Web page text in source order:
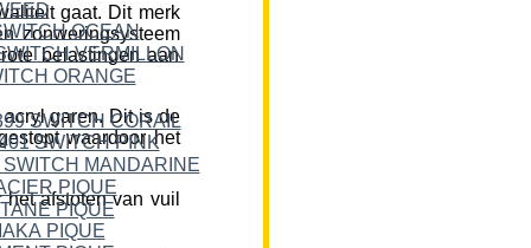
gaat. Dit merk
zonweringsysteem
belastingen aan
garen. Dit is de
waardoor het
afstoten van vuil